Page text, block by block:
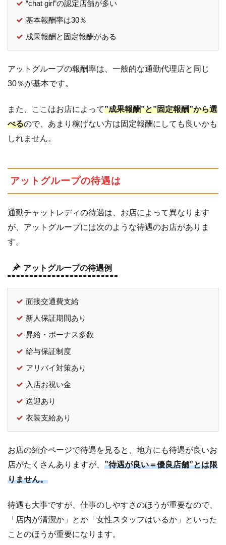
グ
ル
ー
プ
ば
り
4.2
”chat
いう
サイ
4.3
では
chat
認
店
良
く
な
い
か
5
ア
ッ
ト
ル
ー
プ
コ
ミ
5.1 良
口
コ
ミ
“chat girl”の認定店舗が多い
基本報酬率は30％
成果報酬と固定報酬がある
アットグループの報酬率は、一般的な通勤代理店と同じ
30％が基本です。
また、ここはお店によって”成果報酬”と”固定報酬”から選
べるので、あまり稼げない方は固定報酬にしても良いかも
しれません。
アットグループの待遇は
通勤チャットレディの待遇は、お店によって異なります
が、アットグループには次のような待遇のお店がありま
す。
アットグループの待遇例
面接交通費支給
新人保証期間あり
昇給・ボーナス多数
給与保証制度
アリバイ対策あり
入店お祝い金
送迎あり
衣装支給あり
お店の紹介ページで待遇を見ると、地方にも待遇が良いお
店がたくさんありますが、 ”待遇が良い＝優良店舗”とは限
りません。
待遇も大事ですが、仕事のしやすさのほうが重要なので、
「店内が清潔か」とか「女性スタッフはいるか」といった
ことのほうが重要になります。